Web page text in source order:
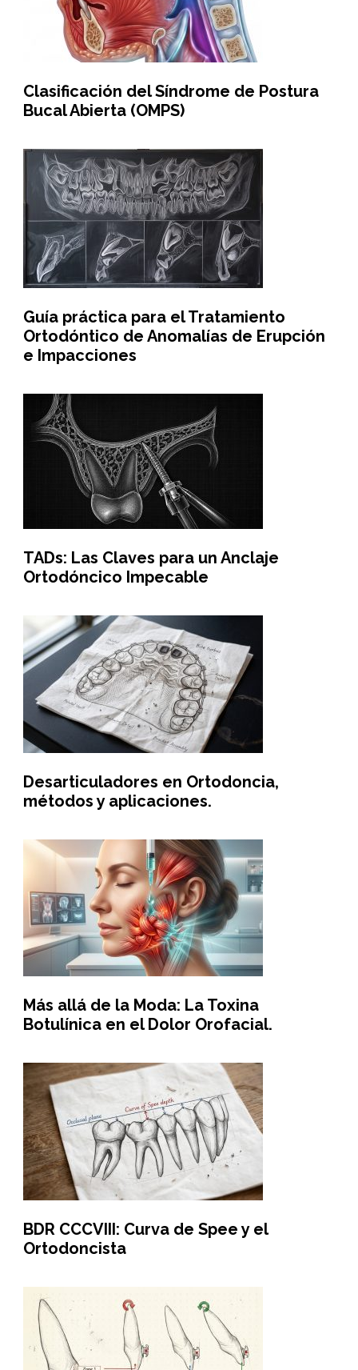
Clasificación del Síndrome de Postura
Bucal Abierta (OMPS)
Guía práctica para el Tratamiento
Ortodóntico de Anomalías de Erupción
e Impacciones
TADs: Las Claves para un Anclaje
Ortodóncico Impecable
Desarticuladores en Ortodoncia,
métodos y aplicaciones.
Más allá de la Moda: La Toxina
Botulínica en el Dolor Orofacial.
BDR CCCVIII: Curva de Spee y el
Ortodoncista